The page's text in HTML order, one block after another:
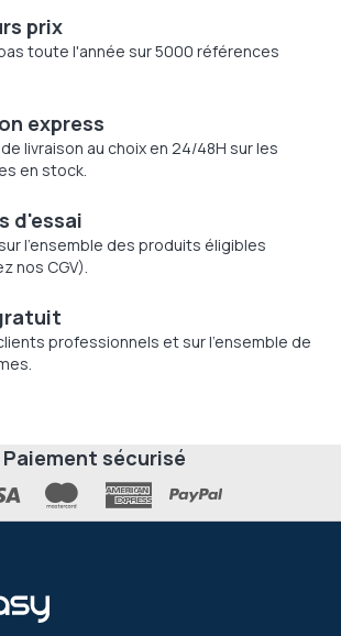
prix
toute l'année sur 5000 références
express
livraison au choix en 24/48H sur les
en stock.
d'essai
l'ensemble des produits éligibles
nos CGV).
professionnels et sur l'ensemble de
Paiement sécurisé